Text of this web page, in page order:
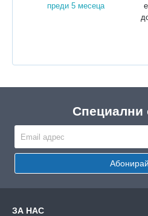
преди 5 месеца
Специални
ЗА НАС